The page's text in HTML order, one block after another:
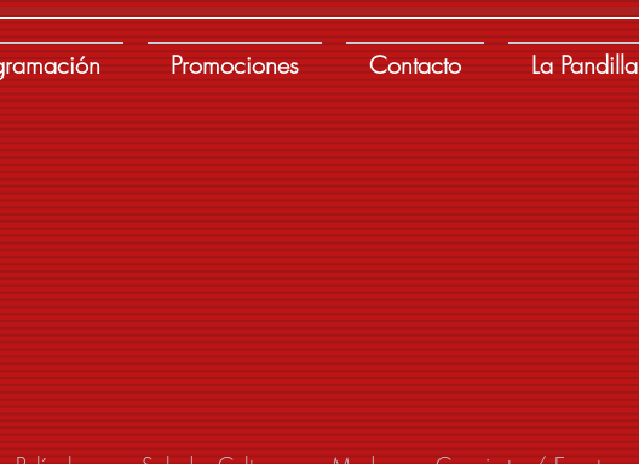
Promociones Contacto La Pandilla